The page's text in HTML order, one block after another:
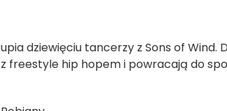
dziewięciu tancerzy z Sons of Wind.
freestyle hip hopem i powracają do